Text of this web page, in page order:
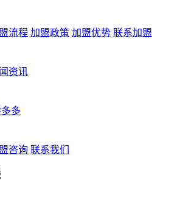
流程 加盟政策 加盟优势 联系加盟
资讯
多
咨询 联系我们